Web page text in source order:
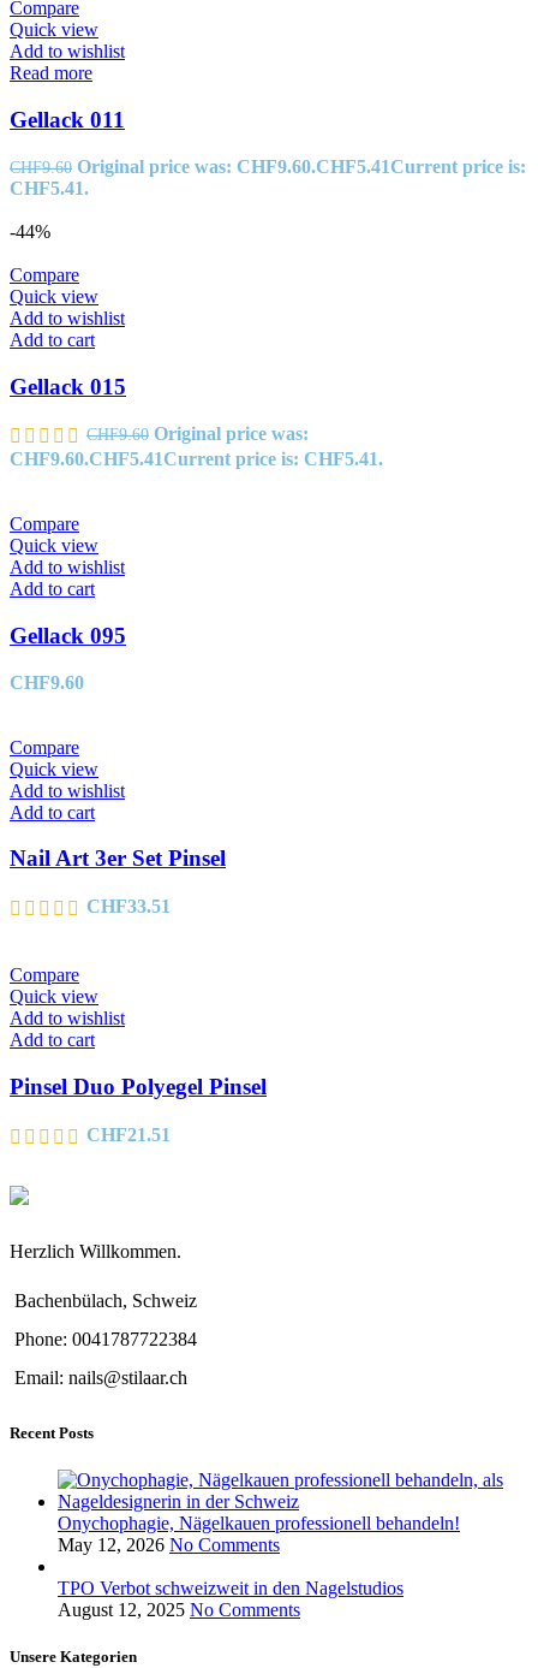
Compare
Quick view
Add to wishlist
Read more
Gellack 011
CHF9.60 Original price was: CHF9.60.CHF5.41Current price is:
CHF5.41.
-44%
Compare
Quick view
Add to wishlist
Add to cart
Gellack 015
CHF9.60 Original price was:
CHF9.60.CHF5.41Current price is: CHF5.41.
Compare
Quick view
Add to wishlist
Add to cart
Gellack 095
CHF9.60
Compare
Quick view
Add to wishlist
Add to cart
Nail Art 3er Set Pinsel
CHF33.51
Compare
Quick view
Add to wishlist
Add to cart
Pinsel Duo Polyegel Pinsel
CHF21.51
Herzlich Willkommen.
Bachenbülach, Schweiz
Phone: 0041787722384
Email: nails@stilaar.ch
Recent Posts
Onychophagie, Nägelkauen professionell behandeln!
May 12, 2026 No Comments
TPO Verbot schweizweit in den Nagelstudios
August 12, 2025 No Comments
Unsere Kategorien